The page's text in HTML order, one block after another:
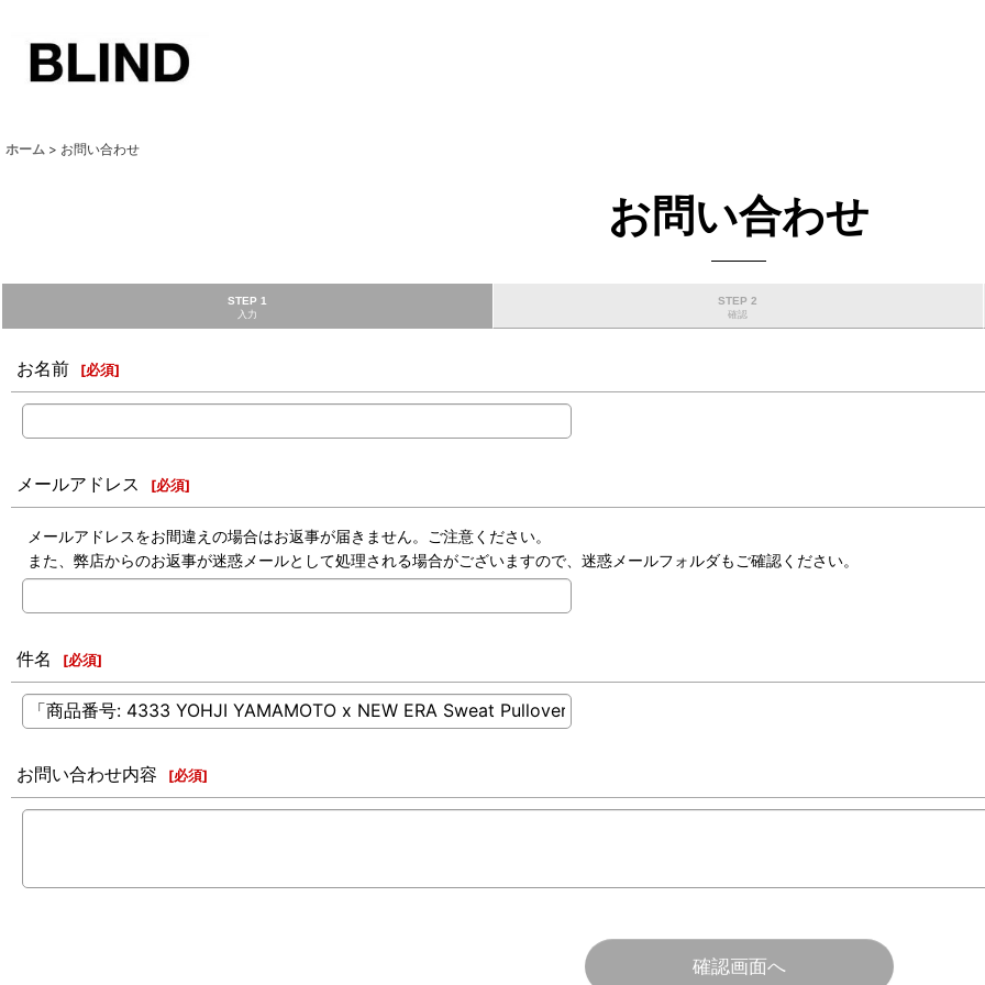
ホーム > お問い合わせ
お問い合わせ
STEP 1
入力
STEP 2
確認
お名前 [必須]
メールアドレス [必須]
メールアドレスをお間違えの場合はお返事が届きません。ご注意ください。
また、弊店からのお返事が迷惑メールとして処理される場合がございますので、迷惑メールフォルダもご確認ください。
件名 [必須]
お問い合わせ内容 [必須]
確認画面へ